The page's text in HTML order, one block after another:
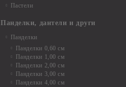
Пастели
Панделки, дантели и други
Панделки
Панделки 0,60 см
Панделки 1,00 см
Панделки 2,00 см
Панделки 3,00 см
Панделки 4,00 см